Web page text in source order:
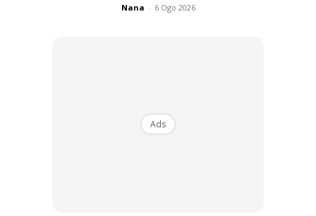
Nana - 6 Ogo 2026
Ads